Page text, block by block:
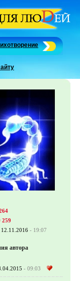
259
12.11.2016 - 19:07
автора
- 09:03